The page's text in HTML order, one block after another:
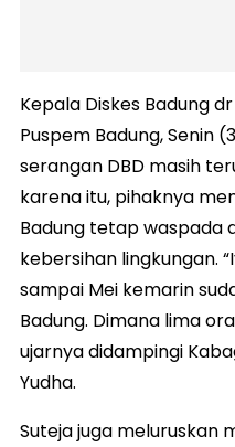
Kepala Diskes Badung
Puspem Badung, Senin
serangan DBD masih
karena itu, pihaknya
Badung tetap waspada
kebersihan lingkungan.
sampai Mei kemarin
Badung. Dimana lima
ujarnya didampingi
Yudha.
Suteja juga meluruskan